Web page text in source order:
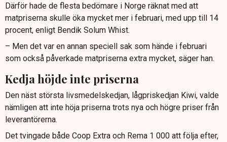
Därför hade de flesta bedömare i Norge räknat med att
matpriserna skulle öka mycket mer i februari, med upp till 14
procent, enligt Bendik Solum Whist.
– Men det var en annan speciell sak som hände i februari
som också påverkade matpriserna extra mycket, säger han.
Kedja höjde inte priserna
Den näst största livsmedelskedjan, lågpriskedjan Kiwi, valde
nämligen att inte höja priserna trots nya och högre priser från
leverantörerna.
Det tvingade både Coop Extra och Rema 1 000 att följa efter,